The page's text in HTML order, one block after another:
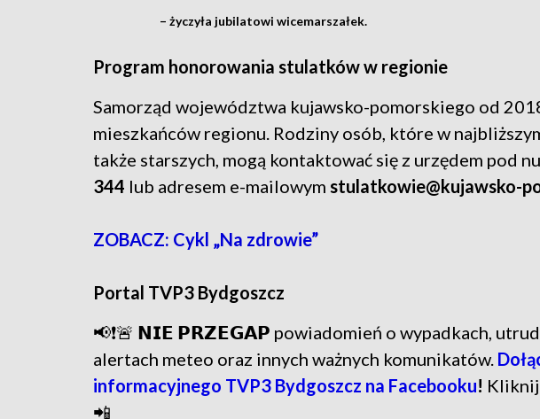
– życzyła jubilatowi wicemarszałek.
Program honorowania stulatków w regionie
Samorząd województwa kujawsko-pomorskiego od
mieszkańców regionu. Rodziny osób, które w
także starszych, mogą kontaktować się z urzędem pod
344 lub adresem e-mailowym stulatkowie@kujawsko-
ZOBACZ: Cykl „Na zdrowie”
Portal TVP3 Bydgoszcz
📢❗🚨 𝗡𝗜𝗘 𝗣𝗥𝗭𝗘𝗚𝗔𝗣 powiadomień o wypadkach,
alertach meteo oraz innych ważnych komunikatów.
informacyjnego TVP3 Bydgoszcz na Facebooku! Kliknij
📲